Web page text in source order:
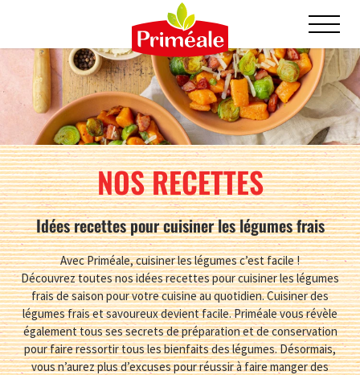
NOS RECETTES
Idées recettes pour cuisiner les légumes frais
Avec Priméale, cuisiner les légumes c’est facile !
Découvrez toutes nos idées recettes pour cuisiner les légumes
frais de saison pour votre cuisine au quotidien. Cuisiner des
légumes frais et savoureux devient facile. Priméale vous révèle
également tous ses secrets de préparation et de conservation
pour faire ressortir tous les bienfaits des légumes. Désormais,
vous n’aurez plus d’excuses pour réussir à faire manger des